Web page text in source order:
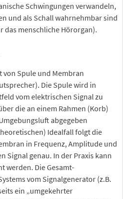
Schwingungen verwandeln,
und als Schall wahrnehmbar sind
das menschliche Hörorgan).
von Spule und Membran
Die Spule wird in
vom elektrischen Signal zu
die an einem Rahmen (Korb)
abgegeben
Idealfall folgt die
in Frequenz, Amplitude und
Signal genau. In der Praxis kann
werden. Die Gesamt-
vom Signalgenerator (z.B.
ein „umgekehrter